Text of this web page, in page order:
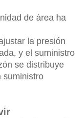
de área ha
la presión
y el suministro
se distribuye
suministro